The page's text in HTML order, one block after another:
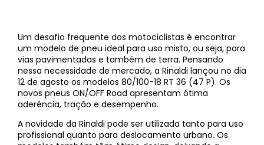
Um desafio frequente dos motociclistas é encontrar
um modelo de pneu ideal para uso misto, ou seja, para
vias pavimentadas e também de terra. Pensando
nessa necessidade de mercado, a Rinaldi lançou no dia
12 de agosto os modelos 80/100-18 RT 36 (47 P). Os
novos pneus ON/OFF Road apresentam ótima
aderência, tração e desempenho.
A novidade da Rinaldi pode ser utilizada tanto para uso
profissional quanto para deslocamento urbano. Os